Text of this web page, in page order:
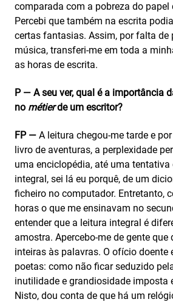
comparada com a pobreza do papel
Percebi que também na escrita
certas fantasias. Assim, por falta de
música, transferi-me em toda a
as horas de escrita.
P — A seu ver, qual é a importância
no métierde um escritor?
FP — A leitura chegou-me tarde e
livro de aventuras, a perplexidade
uma enciclopédia, até uma
integral, sei lá eu porquê, de um
ficheiro no computador. Entretanto,
horas o que me ensinavam no
entender que a leitura integral é
amostra. Apercebo-me de gente que
inteiras às palavras. O ofício doente
poetas: como não ficar seduzido
inutilidade e grandiosidade imposta
Nisto, dou conta de que há um